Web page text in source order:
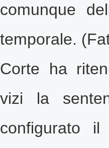
comunque
temporale.
Corte ha
vizi la
configurato